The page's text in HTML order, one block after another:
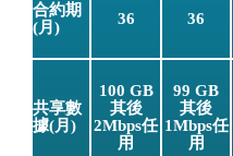
合約期
(月)
36 36
共享數
據(月)
100 GB
其後
2Mbps任
用
99 GB
其後
1Mbps任
用